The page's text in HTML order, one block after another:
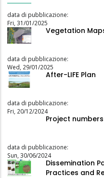
data di pubblicazione:
Fri, 31/01/2025
Vegetation
data di pubblicazione:
Wed, 29/01/2025
After-LIFE Plan
data di pubblicazione:
Fri, 20/12/2024
Project numbers
data di pubblicazione:
Sun, 30/06/2024
Dissemination
Practices and